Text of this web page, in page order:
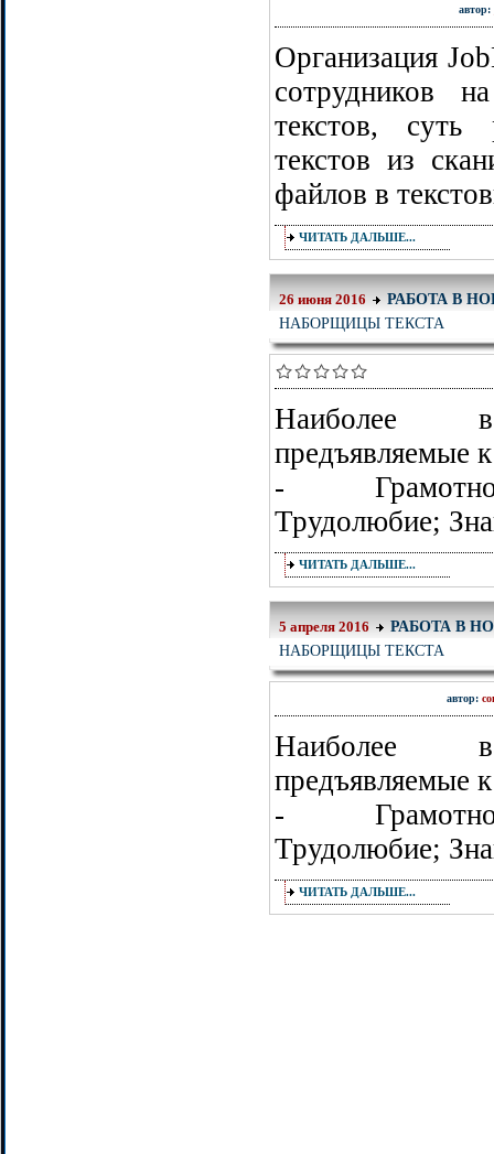
автор:
Организация
сотрудников
текстов, суть
текстов из
файлов в
ЧИТАТЬ ДАЛЬШЕ...
26 июня 2016 РАБОТА В
НАБОРЩИЦЫ ТЕКСТА
Наиболее
предъявляемые
-
Трудолюбие;
ЧИТАТЬ ДАЛЬШЕ...
5 апреля 2016 РАБОТА В
НАБОРЩИЦЫ ТЕКСТА
автор:
Наиболее
предъявляемые
-
Трудолюбие;
ЧИТАТЬ ДАЛЬШЕ...